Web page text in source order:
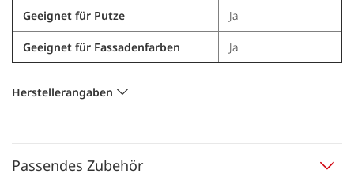
Geeignet für Putze Ja
Geeignet für Fassadenfarben Ja
Herstellerangaben
Passendes Zubehör